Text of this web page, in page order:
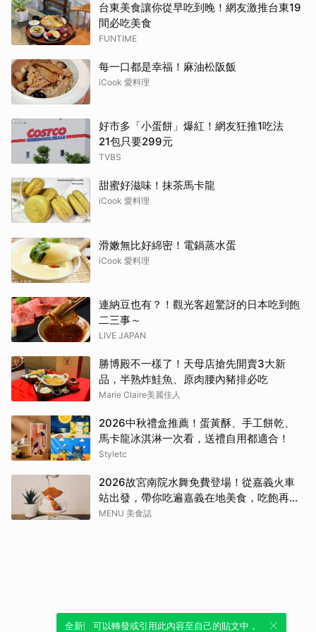
台東美食讓你從早吃到晚！網友激推台東19
間必吃美食
FUNTIME
每一口都是幸福！麻油松阪飯
iCook 愛料理
好市多「小蛋餅」爆紅！網友狂推1吃法
21包只要299元
TVBS
甜蜜好滋味！抹茶馬卡龍
iCook 愛料理
滑嫩無比好綿密！電鍋蒸水蛋
iCook 愛料理
連納豆也有？！觀光客超驚訝的日本吃到飽
二三事～
LIVE JAPAN
勝博殿不一樣了！天母店搶先開賣3大新
品，半熟炸鮭魚、原肉腰內豬排必吃
Marie Claire美麗佳人
2026中秋禮盒推薦！蛋黃酥、手工餅乾、
馬卡龍冰淇淋一次看，送禮自用都適合！
Styletc
2026故宮南院水舞免費登場！從嘉義火車
站出發，帶你吃遍嘉義在地美食，吃飽再去
看夜間展演，這周末就這樣安排吧！
MENU 美食誌
全新體驗！一鍵引用此內容，透過發布貼
可以轉發或引用此內容至自己的貼文中，